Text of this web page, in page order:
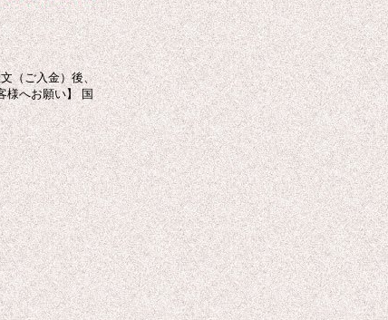
（ご入金）後、
様へお願い】 国